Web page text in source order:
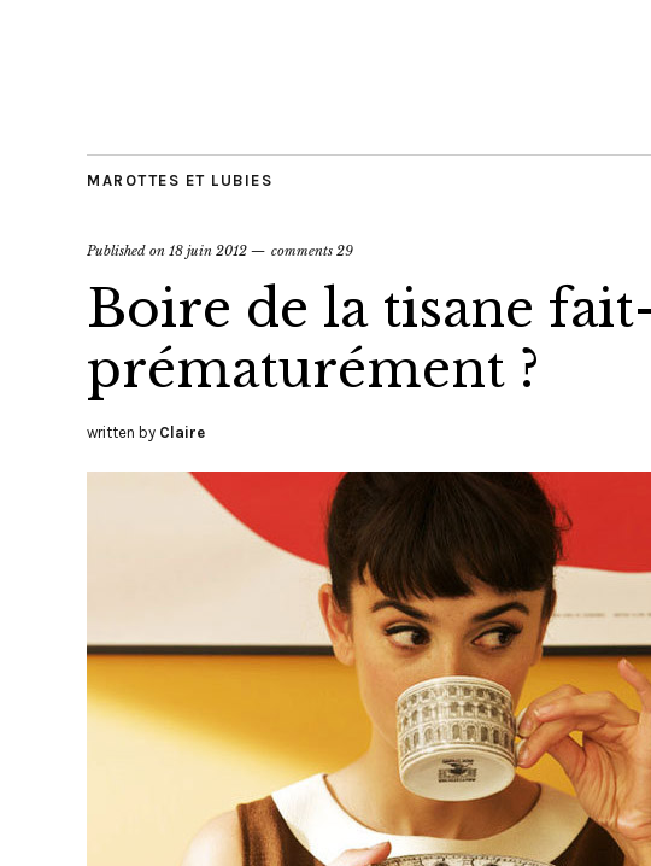
MAROTTES ET LUBIES
Published on 18 juin 2012 comments 29
Boire de la tisane
prématurément ?
written by Claire